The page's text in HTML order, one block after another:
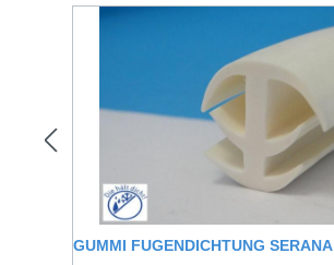
GUMMI FUGENDICHTUNG SERANA